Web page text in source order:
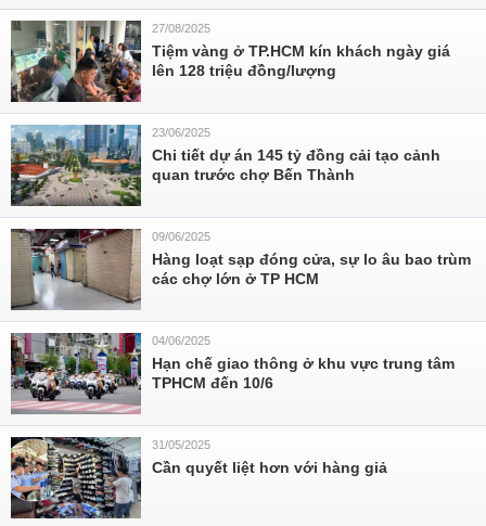
27/08/2025
Tiệm vàng ở TP.HCM kín khách ngày giá
lên 128 triệu đồng/lượng
23/06/2025
Chi tiết dự án 145 tỷ đồng cải tạo cảnh
quan trước chợ Bến Thành
09/06/2025
Hàng loạt sạp đóng cửa, sự lo âu bao trùm
các chợ lớn ở TP HCM
04/06/2025
Hạn chế giao thông ở khu vực trung tâm
TPHCM đến 10/6
31/05/2025
Cần quyết liệt hơn với hàng giả